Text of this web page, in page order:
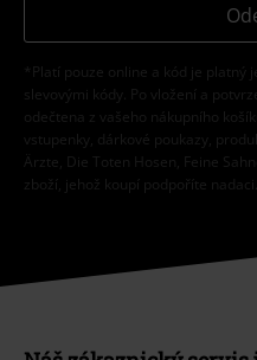
*Platí pouze online a kód je platný
slevovými kódy. Po vložení a
odečtena z vašeho nákupního
vstupenky, dárkové poukazy,
Ärzte, Die Toten Hosen, Feine
zboží, jehož koupí podpoříte nadaci.